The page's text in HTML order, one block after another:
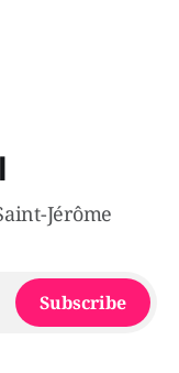
et aspergée
Jérôme
Subscribe